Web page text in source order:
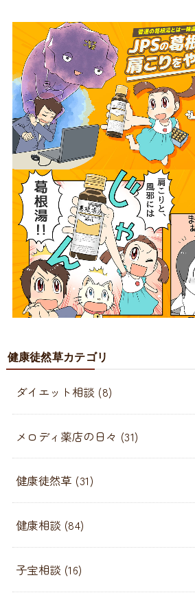
健康徒然草カテゴリ
ダイエット相談 (8)
メロディ薬店の日々 (31)
健康徒然草 (31)
健康相談 (84)
子宝相談 (16)